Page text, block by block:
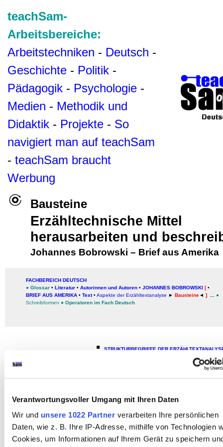
Verantwortungsvoller Umgang mit Ihren Daten
Wir und unsere 1022 Partnerverarbeiten Ihre persönlichen
Daten, wie z. B. Ihre IP-Adresse, mithilfe von Technologien
Cookies, um Informationen auf Ihrem Gerät zu speichern
teachSam-
Arbeitsbereiche:
Arbeitstechniken - Deutsch -
Geschichte - Politik -
Pädagogik - Psychologie -
Medien - Methodik und
Didaktik - Projekte - So
navigiert man auf teachSam
- teachSam braucht
Werbung
Bausteine
Erzähltechnische Mittel
herausarbeiten und
Johannes Bobrowski – Brief aus Amerika
FACHBEREICH DEUTSCH
● Glossar • Literatur • Autorinnen und Autoren • JOHANNES BOBROWSKI [•
BRIEF AUS AMERIKA • Text • Aspekte der Erzähltextanalyse ► Bausteine◄ ]
●
Schreibformen ● Operatoren im Fach Deutsch
▪ STRUKTURBEGRIFFE DER
Auswahl (Zusammenstellungen wichtiger
▪ ABC der schulischen
Wer im Internet nach
Erzähltextanalysen von ▪Johannes